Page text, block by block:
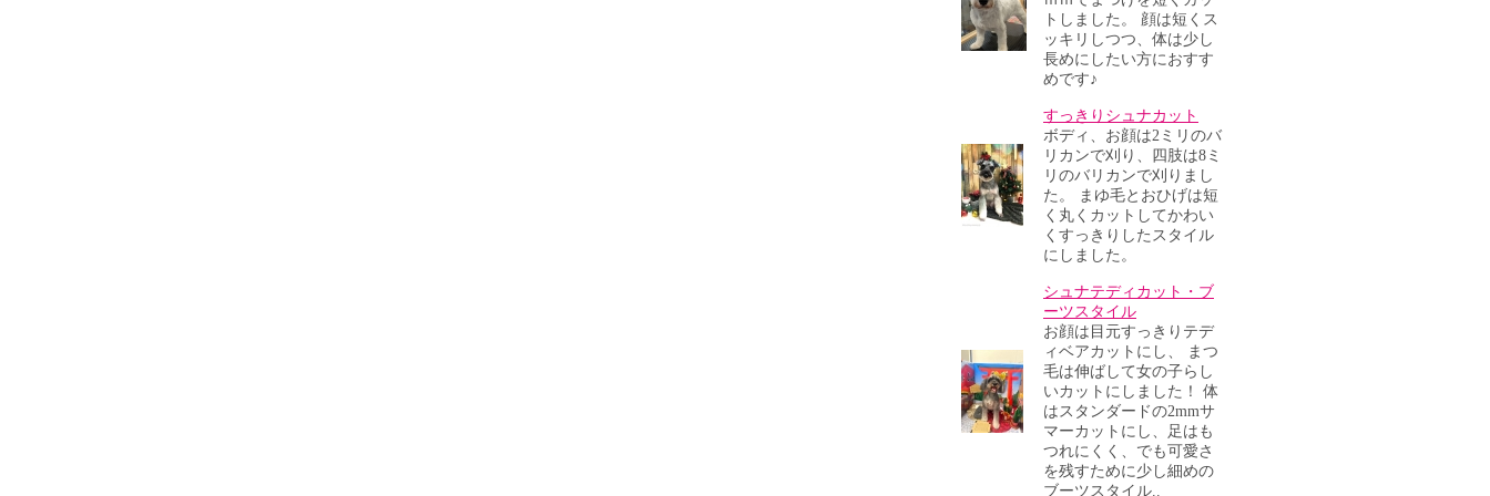
トしました。 顔は短くス
ッキリしつつ、体は少し
長めにしたい方におすす
めです♪
すっきりシュナカット
ボディ、お顔は2ミリのバ
リカンで刈り、四肢は8ミ
リのバリカンで刈りまし
た。 まゆ毛とおひげは短
く丸くカットしてかわい
くすっきりしたスタイル
にしました。
シュナテディカット・ブ
ーツスタイル
お顔は目元すっきりテデ
ィベアカットにし、 まつ
毛は伸ばして女の子らし
いカットにしました！ 体
はスタンダードの2mmサ
マーカットにし、足はも
つれにくく、でも可愛さ
を残すために少し細めの
ブーツスタイル..